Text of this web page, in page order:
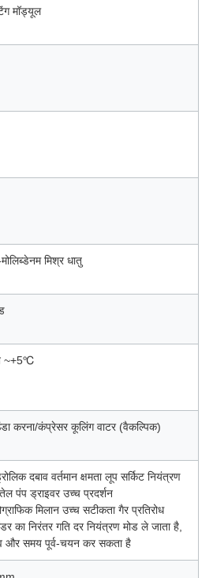
मॉड्यूल
मिश्र धातु
~+5℃
करना/कंप्रेसर कूलिंग वाटर (वैकल्पिक)
दबाव वर्तमान क्षमता लूप सर्किट नियंत्रण
पंप ड्राइवर उच्च प्रदर्शन
मिलान उच्च सटीकता गैर प्रतिरोध
का निरंतर गति दर नियंत्रण मोड ले जाता है,
और समय पूर्व-चयन कर सकता है